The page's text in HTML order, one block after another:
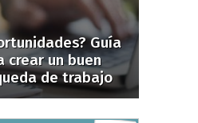
Guía
crear un buen
de trabajo